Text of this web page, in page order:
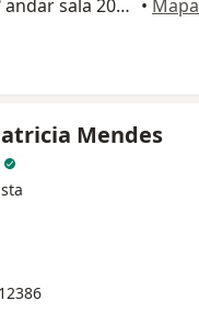
Rua Menino Deus, 63 - 2º andar sala 209, Florianópolis • Mapa
Mendes